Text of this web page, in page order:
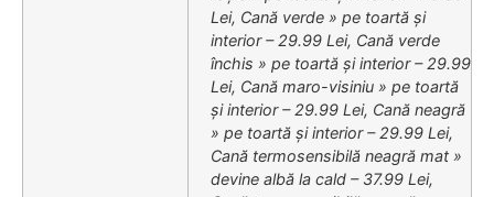
Lei, Cană verde » pe toartă și
interior – 29.99 Lei, Cană verde
închis » pe toartă și interior – 29.99
Lei, Cană maro-visiniu » pe toartă
și interior – 29.99 Lei, Cană neagră
» pe toartă și interior – 29.99 Lei,
Cană termosensibilă neagră mat »
devine albă la cald – 37.99 Lei,